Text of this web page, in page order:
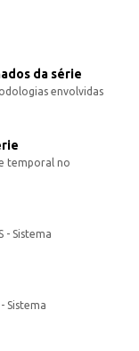
da série
envolvidas
temporal no
- Sistema
Sistema